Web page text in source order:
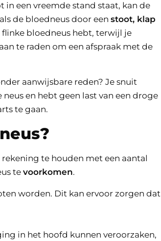
in een vreemde stand staat, kan de
de bloedneus door een stoot, klap
flinke bloedneus hebt, terwijl je
te raden om een afspraak met de
aanwijsbare reden? Je snuit
en hebt geen last van een droge
te gaan.
te houden met een aantal
te voorkomen.
worden. Dit kan ervoor zorgen dat
in het hoofd kunnen veroorzaken,